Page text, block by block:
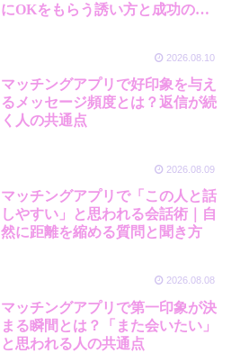
にOKをもらう誘い方と成功のコ
2026.08.10
マッチングアプリで好印象を与え
るメッセージ頻度とは？返信が続
く人の共通点
2026.08.09
マッチングアプリで「この人と話
しやすい」と思われる会話術｜自
然に距離を縮める質問と聞き方
2026.08.08
マッチングアプリで第一印象が決
まる瞬間とは？「また会いたい」
と思われる人の共通点